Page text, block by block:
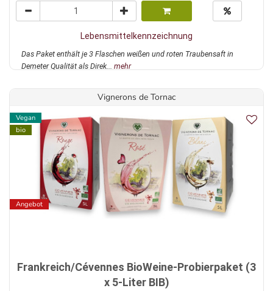
Lebensmittelkennzeichnung
Das Paket enthält je 3 Flaschen weißen und roten Traubensaft in
Demeter Qualität als Direk... mehr
Vignerons de Tornac
Vegan
bio
Angebot
Frankreich/Cévennes BioWeine-Probierpaket (3
x 5-Liter BIB)